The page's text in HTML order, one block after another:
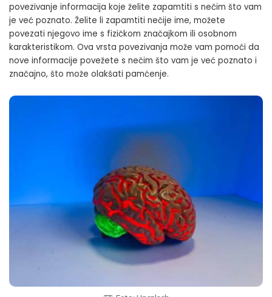
povezivanje informacija koje želite zapamtiti s nečim što vam
je već poznato. Želite li zapamtiti nečije ime, možete
povezati njegovo ime s fizičkom značajkom ili osobnom
karakteristikom. Ova vrsta povezivanja može vam pomoći da
nove informacije povežete s nečim što vam je već poznato i
značajno, što može olakšati pamćenje.